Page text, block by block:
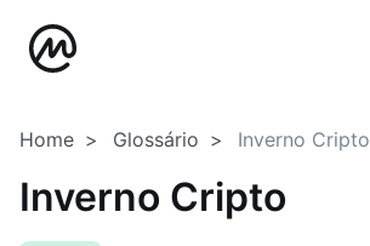
Home Glossário Inverno Cripto
Inverno Cripto